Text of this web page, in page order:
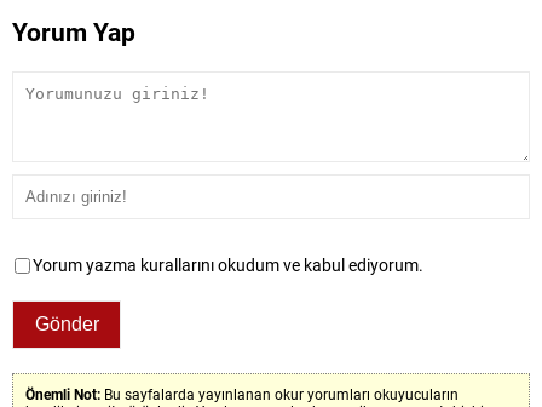
Yorum Yap
Yorum yazma kurallarını okudum ve kabul ediyorum.
Önemli Not: Bu sayfalarda yayınlanan okur yorumları okuyucuların